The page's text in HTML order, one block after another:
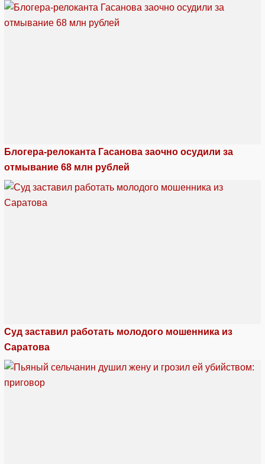
Блогера-релоканта Гасанова заочно осудили за
отмывание 68 млн рублей
Суд заставил работать молодого мошенника из
Саратова